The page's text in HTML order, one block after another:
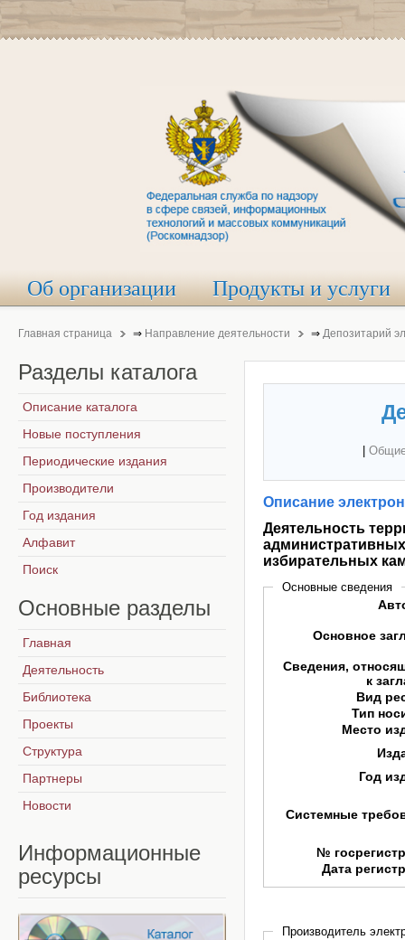
Об организации Продукты и услуги
Главная страница ⇒ Направление деятельности ⇒ Депозитарий
Описание
Деятельность
избирательных
Основные сведения
Основное
Сведения,
к
Вид
Тип
Место
Год
Системные
№
Дата
Производитель
Разделы каталога
Описание каталога
Новые поступления
Периодические издания
Производители
Год издания
Алфавит
Поиск
Основные разделы
Главная
Деятельность
Библиотека
Проекты
Структура
Партнеры
Новости
Информационные
ресурсы